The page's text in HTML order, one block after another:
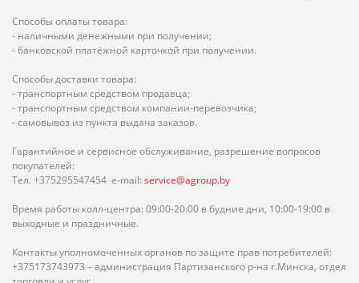
Способы оплаты товара:
- наличными денежными при получении;
- банковской платёжной карточкой при получении.
Способы доставки товара:
- транспортным средством продавца;
- транспортным средством компании-перевозчика;
- самовывоз из пункта выдача заказов.
Гарантийное и сервисное обслуживание, разрешение вопросов
покупателей:
Тел. +375295547454 e-mail: service@agroup.by
Время работы колл-центра: 09:00-20:00 в будние дни, 10:00-19:00 в
выходные и праздничные.
Контакты уполномоченных органов по защите прав потребителей:
+375173743973 – администрация Партизанского р-на г.Минска, отдел